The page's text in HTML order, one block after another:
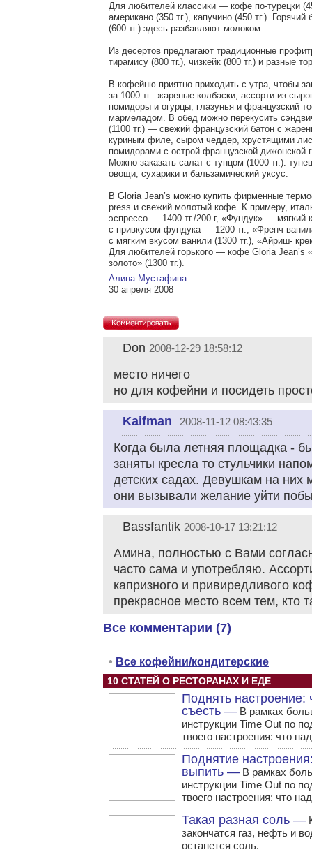
Для любителей классики — кофе по-турецки
американо (350 тг.), капучино (450 тг.).
(600 тг.) здесь разбавляют молоком.
Из десертов предлагают традиционные
тирамису (800 тг.), чизкейк (800 тг.) и разные
В кофейню приятно приходить с утра, чтобы
за 1000 тг.: жареные колбаски, ассорти из
помидоры и огурцы, глазунья и французский
мармеладом. В обед можно перекусить
(1100 тг.) — свежий французский батон с
куриным филе, сыром чеддер, хрустящими
помидорами с острой французской дижонской
Можно заказать салат с тунцом (1000 тг.):
овощи, сухарики и бальзамический уксус.
В Gloria Jean’s можно купить фирменные
press и свежий молотый кофе. К примеру,
эспрессо — 1400 тг./200 г, «Фундук» — мягкий
с привкусом фундука — 1200 тг., «Френч
с мягким вкусом ванили (1300 тг.), «Айриш-
Для любителей горького — кофе Gloria Jean’s
золото» (1300 тг.).
Алина Мустафина
30 апреля 2008
Don 2008-12-29 18:58:12
место ничего
но для кофейни и посидеть
Kaifman 2008-11-12 08:43:35
Когда была летняя площадка -
заняты кресла то стульчики
детских садах. Девушкам на них
они вызывали желание уйти
Bassfantik 2008-10-17 13:21:12
Амина, полностью с Вами
часто сама и употребляю.
капризного и привиредливого
прекрасное место всем тем, кто
Все комментарии (7)
• Все кофейни/кондитерские
10 СТАТЕЙ О РЕСТОРАНАХ И ЕДЕ
Поднять настроение:
съесть — В рамках
инструкции Time Out по
твоего настроения: что
Поднятие
выпить — В рамках
инструкции Time Out по
твоего настроения: что
Такая разная соль —
закончатся газ, нефть и
останется соль.